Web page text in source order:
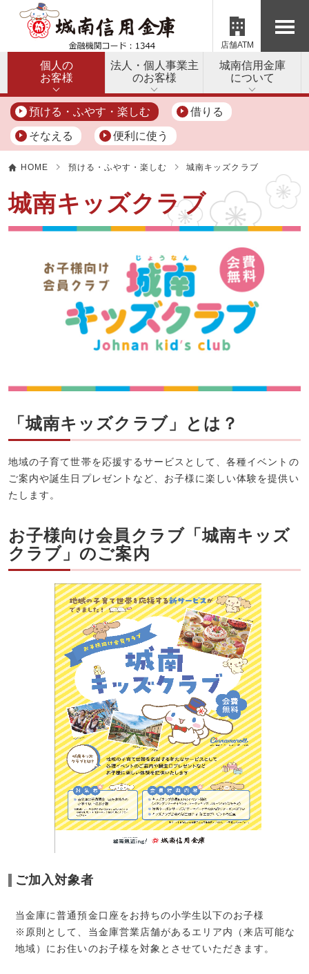
個人の
お客様
法人・個人事業主
のお客様
城南信用金庫
について
店舗ATM
預ける・ふやす・楽しむ 借りる
そなえる 便利に使う
HOME 預ける・ふやす・楽しむ 城南キッズクラブ
城南キッズクラブ
「城南キッズクラブ」とは？
地域の子育て世帯を応援するサービスとして、各種イベントの
ご案内や誕生日プレゼントなど、お子様に楽しい体験を提供い
たします。
お子様向け会員クラブ「城南キッズ
クラブ」のご案内
ご加入対象者
当金庫に普通預金口座をお持ちの小学生以下のお子様
※原則として、当金庫営業店舗があるエリア内（来店可能な
地域）にお住いのお子様を対象とさせていただきます。